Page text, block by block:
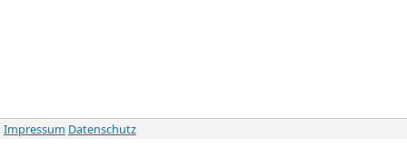
Impressum Datenschutz